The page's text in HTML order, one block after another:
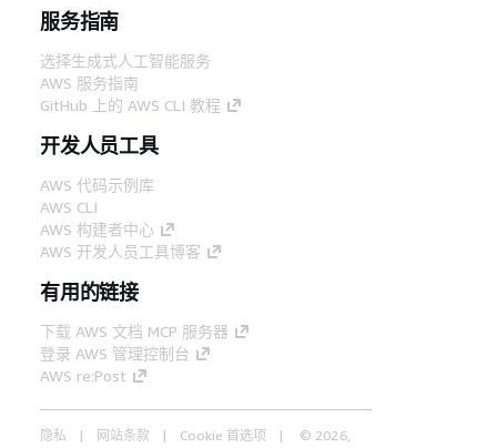
服务指南
选择生成式人工智能服务
AWS 服务指南
GitHub 上的 AWS CLI 教程
开发人员工具
AWS 代码示例库
AWS CLI
AWS 构建者中心
AWS 开发人员工具博客
有用的链接
下载 AWS 文档 MCP 服务器
登录 AWS 管理控制台
AWS re:Post
隐私 网站条款 Cookie 首选项
© 2026,